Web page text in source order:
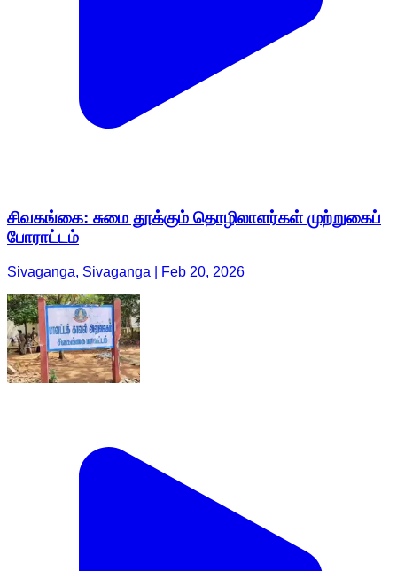
சிவகங்கை: சுமை தூக்கும் தொழிலாளர்கள் முற்றுகைப்
போராட்டம்
Sivaganga, Sivaganga | Feb 20, 2026